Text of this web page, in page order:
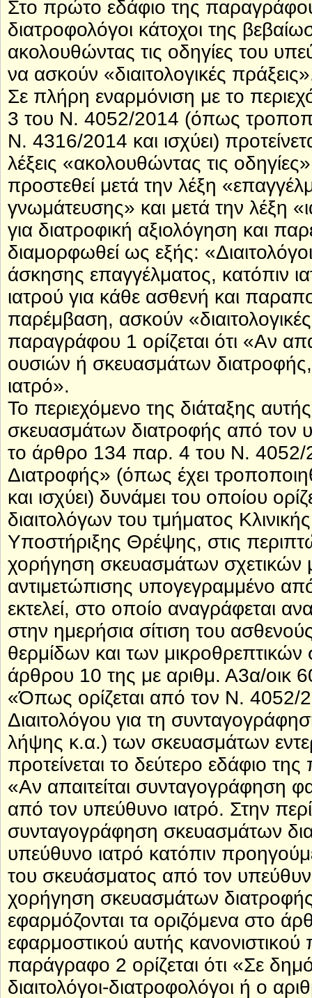
Στο πρώτο εδάφιο της παραγράφου
διατροφολόγοι κάτοχοι της
ακολουθώντας τις οδηγίες του
να ασκούν «διαιτολογικές
Σε πλήρη εναρμόνιση με το
3 του Ν. 4052/2014 (όπως
Ν. 4316/2014 και ισχύει)
λέξεις «ακολουθώντας τις
προστεθεί μετά την λέξη
γνωμάτευσης» και μετά την λέξη
για διατροφική αξιολόγηση και
διαμορφωθεί ως εξής:
άσκησης επαγγέλματος, κατόπιν
ιατρού για κάθε ασθενή και
παρέμβαση, ασκούν
παραγράφου 1 ορίζεται ότι «Αν
ουσιών ή σκευασμάτων
ιατρό».
Το περιεχόμενο της διάταξης
σκευασμάτων διατροφής από τον
το άρθρο 134 παρ. 4 του Ν. 4052/
Διατροφής» (όπως έχει
και ισχύει) δυνάμει του οποίου
διαιτολόγων του τμήματος
Υποστήριξης Θρέψης, στις
χορήγηση σκευασμάτων σχετικών
αντιμετώπισης υπογεγραμμένο
εκτελεί, στο οποίο αναγράφεται
στην ημερήσια σίτιση του
θερμίδων και των
άρθρου 10 της με αριθμ. Α3α/
«Όπως ορίζεται από τον Ν. 4052/
Διαιτολόγου για τη
λήψης κ.α.) των σκευασμάτων
προτείνεται το δεύτερο εδάφιο
«Αν απαιτείται συνταγογράφηση
από τον υπεύθυνο ιατρό. Στην
συνταγογράφηση σκευασμάτων
υπεύθυνο ιατρό κατόπιν
του σκευάσματος από τον
χορήγηση σκευασμάτων διατροφής
εφαρμόζονται τα οριζόμενα στο
εφαρμοστικού αυτής
παράγραφο 2 ορίζεται ότι «Σε
διαιτολόγοι-διατροφολόγοι ή ο